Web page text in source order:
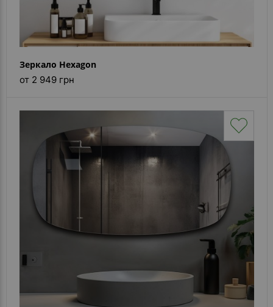
Зеркало Hexagon
от 2 949 грн